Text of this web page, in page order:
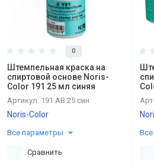
0
Штемпельная краска на
спиртовой основе Noris-
Color 191 25 мл синяя
Артикул: 191 AB 25 син
Noris-Color
Все параметры
Сравнить